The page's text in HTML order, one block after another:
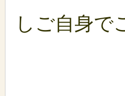
しご自身で